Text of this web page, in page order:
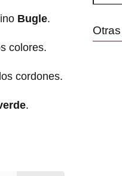
Bugle.
colores.
cordones.
.